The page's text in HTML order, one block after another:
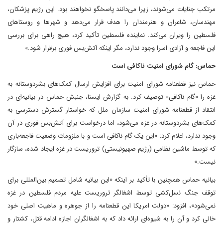
مرتکب جنایات می‌شوند، زیرا می‌دانند پاسخگو نخواهند بود. این رژیم پزشکان،
مهندسان، شاعران و هنرمندان را هدف قرار می‌دهد و شهرها و روستاهای
فلسطین را ویران می‌کند. نماینده فلسطین تأکید کرد، هیچ راهی برای بررسی
این فاجعه و آزادی اسرا وجود ندارد، مگر اینکه آتش‌بس فوری برقرار شود.»
حماس: گام شورای امنیت ناکافی است
حماس نیز قطعنامه شورای امنیت برای افزایش ارسال کمک‌های بشردوستانه به
غزه را «گام ناکافی» توصیف کرد. به گزارش ایسنا، جنبش حماس در بیانیه‌ای در
انتقاد از قطعنامه شورای امنیت سازمان ملل که خواستار گسترش دسترسی به
کمک‌های بشردوستانه در غزه می‌شود، اما درخواست برای آتش‌بس‌ فوری در آن
وجود ندارد، اعلام کرد: «این یک گام ناکافی است و با ملزومات وضعیت فاجعه‌باری
که توسط ماشین نظامی (رژیم صهیونیستی) تروریست در غزه ایجاد شده، سازگار
نیست.»
بیانیه حماس همچنین با تأکید بر اینکه «این بیانیه شامل تصمیم بین‌المللی برای
توقف جنگ نسل‌کشی توسط اشغالگر تروریست علیه مردم فلسطین در غزه
نمی‌شود»، افزود: «دولت امریکا این قطعنامه را از جوهره و ماهیت اصلی خود
خالی کرد و آن را به شیوه‌ای ارائه داد که به اشغالگران اجازه ادامه قتل، کشتار و